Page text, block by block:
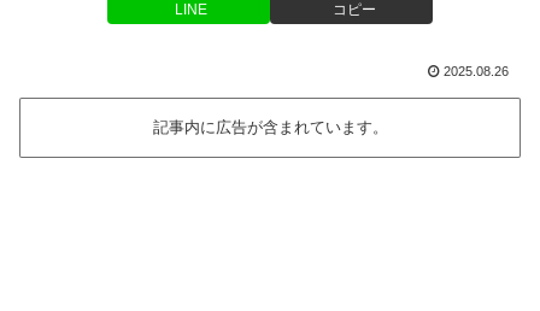
LINE コピー
2025.08.26
記事内に広告が含まれています。